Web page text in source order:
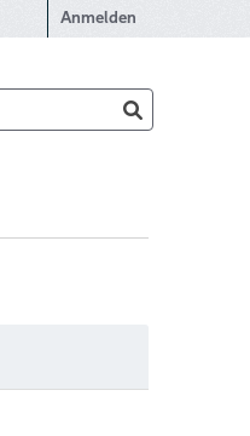
Anmelden